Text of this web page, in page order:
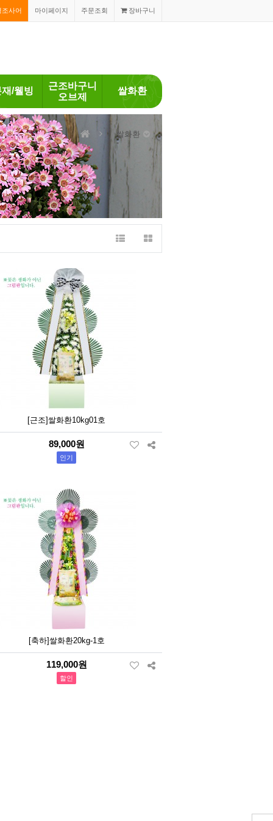
장바구니
주문조회
마이페이지
조사어
/웰빙
근조바구니
오브제
쌀화환
쌀화환
[근조]쌀화환10kg01호
89,000원
인기
[축하]쌀화환20kg-1호
119,000원
할인